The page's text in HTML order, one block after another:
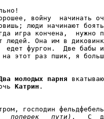
войну  начинать
люди начинают
игра кончена,  нужно
людей. Она им в
едет фургон.  Две бабы
этот раз пшик, я
молодых парня
Катрин .
господин
поперек   пути) .   С